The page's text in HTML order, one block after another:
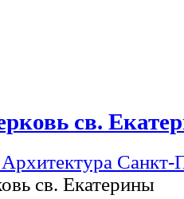
св.
Архитектура Санкт-